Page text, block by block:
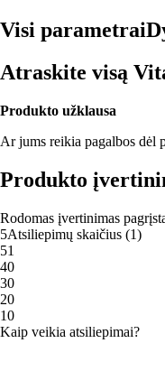
Visi parametrai
Atraskite visą
Produkto užklausa
Ar jums reikia pagalbos dėl
Produkto
Rodomas įvertinimas
5Atsiliepimų skaičius (1)
51
40
30
20
10
Kaip veikia atsiliepimai?